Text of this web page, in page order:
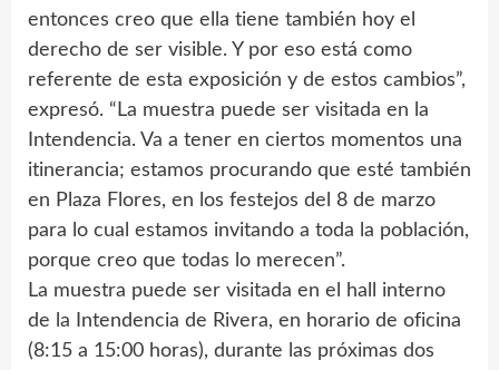
entonces creo que ella tiene también hoy el
derecho de ser visible. Y por eso está como
referente de esta exposición y de estos cambios”,
expresó. “La muestra puede ser visitada en la
Intendencia. Va a tener en ciertos momentos una
itinerancia; estamos procurando que esté también
en Plaza Flores, en los festejos del 8 de marzo
para lo cual estamos invitando a toda la población,
porque creo que todas lo merecen”.
La muestra puede ser visitada en el hall interno
de la Intendencia de Rivera, en horario de oficina
(8:15 a 15:00 horas), durante las próximas dos